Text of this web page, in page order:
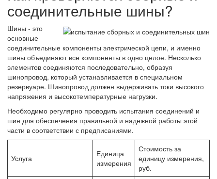
соединительные шины?
Шины - это
основные
соединительные компоненты электрической цепи, и именно
шины объединяют все компоненты в одно целое. Несколько
элементов соединяются последовательно, образуя
шинопровод, который устанавливается в специальном
резервуаре. Шинопровод должен выдерживать токи высокого
напряжения и высокотемпературные нагрузки.
Необходимо регулярно проводить испытания соединений и
шин для обеспечения правильной и надежной работы этой
части в соответствии с предписаниями.
Услуга
Единица
измерения
Стоимость за
единицу измерения,
руб.